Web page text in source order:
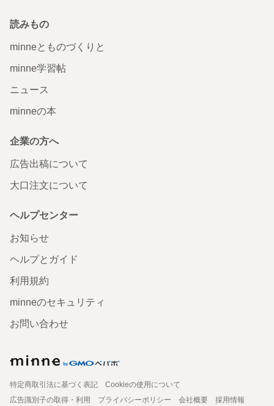
読みもの
minneとものづくりと
minne学習帖
ニュース
minneの本
企業の方へ
広告出稿について
大口注文について
ヘルプセンター
お知らせ
ヘルプとガイド
利用規約
minneのセキュリティ
お問い合わせ
特定商取引法に基づく表記
Cookieの使用について
広告識別子の取得・利用
プライバシーポリシー 会社概要
採用情報